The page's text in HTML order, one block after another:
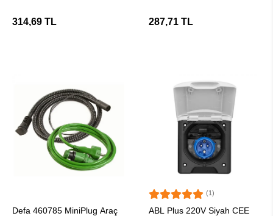
314,69 TL 287,71 TL
Defa 460785 MiniPlug Araç
(1)
ABL Plus 220V Siyah CEE